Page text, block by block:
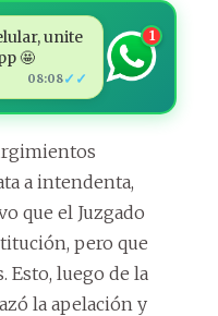
unite
🤩
08:08✓✓
1
a intendenta,
que el Juzgado
pero que
Esto, luego de la
la apelación y